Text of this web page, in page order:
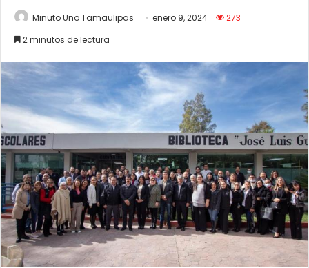
Minuto Uno Tamaulipas enero 9, 2024
273
2 minutos de lectura